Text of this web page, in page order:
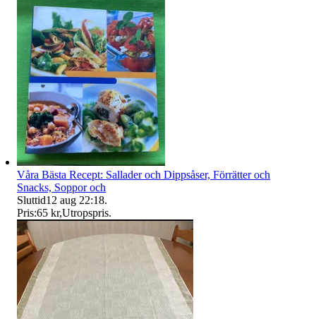
Våra Bästa Recept: Sallader och Dippsåser, Förrätter och
Snacks, Soppor och
Sluttid12 aug 22:18.
Pris:65 kr,Utropspris.